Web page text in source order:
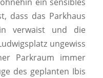
ein sensibles
dass das Parkhaus
verwaist und die
ungewiss
Parkraum immer
des geplanten Ibis